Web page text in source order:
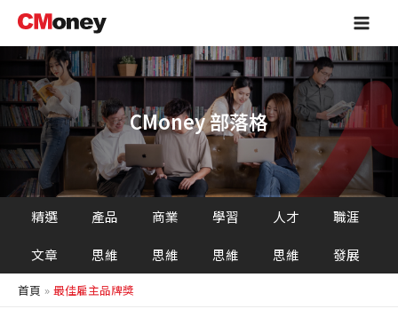
主
容
Main
CMoney 部落格
精選
文章
產品
思維
商業
思維
學習
思維
人才
思維
職涯
發展
首頁 最佳雇主品牌獎